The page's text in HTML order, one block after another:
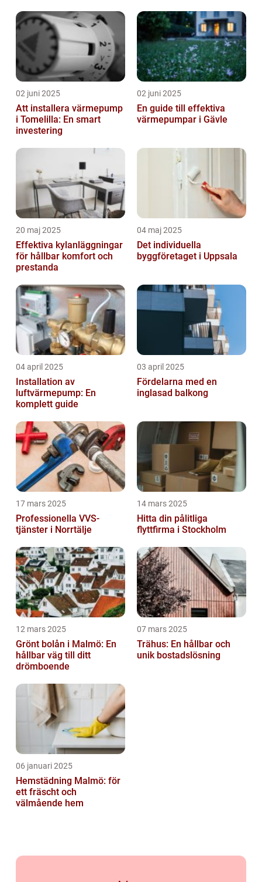
02 juni 2025
Att installera värmepump
i Tomelilla: En smart
investering
02 juni 2025
En guide till effektiva
värmepumpar i Gävle
20 maj 2025
Effektiva kylanläggningar
för hållbar komfort och
prestanda
04 maj 2025
Det individuella
byggföretaget i Uppsala
04 april 2025
Installation av
luftvärmepump: En
komplett guide
03 april 2025
Fördelarna med en
inglasad balkong
17 mars 2025
Professionella VVS-
tjänster i Norrtälje
14 mars 2025
Hitta din pålitliga
flyttfirma i Stockholm
12 mars 2025
Grönt bolån i Malmö: En
hållbar väg till ditt
drömboende
07 mars 2025
Trähus: En hållbar och
unik bostadslösning
06 januari 2025
Hemstädning Malmö: för
ett fräscht och
välmående hem